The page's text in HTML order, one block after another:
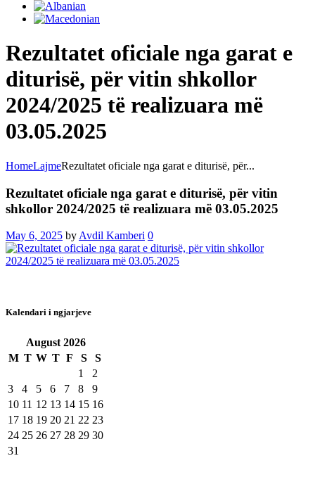
Rezultatet oficiale nga garat e
diturisë, për vitin shkollor
2024/2025 të realizuara më
03.05.2025
HomeLajmeRezultatet oficiale nga garat e diturisë, për...
Rezultatet oficiale nga garat e diturisë, për vitin
shkollor 2024/2025 të realizuara më 03.05.2025
May 6, 2025 by Avdil Kamberi 0
Kalendari i ngjarjeve
August 2026
M T W T F S
S
1
2
3
4 5 6 7 8
9
10 11 12 13 14 15 16
17 18 19 20 21 22 23
24 25 26 27 28 29 30
31